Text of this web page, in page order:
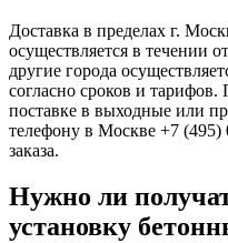
Доставка в пределах г.
осуществляется в течении
другие города
согласно сроков и
поставке в выходные или
телефону в Москве +7 (495)
заказа.
Нужно ли
установку